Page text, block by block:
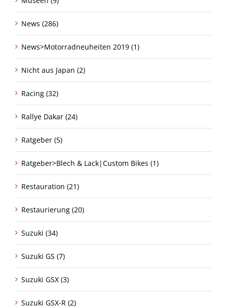
News (286)
News>Motorradneuheiten 2019 (1)
Nicht aus Japan (2)
Racing (32)
Rallye Dakar (24)
Ratgeber (5)
Ratgeber>Blech & Lack|Custom Bikes (1)
Restauration (21)
Restaurierung (20)
Suzuki (34)
Suzuki GS (7)
Suzuki GSX (3)
Suzuki GSX-R (2)